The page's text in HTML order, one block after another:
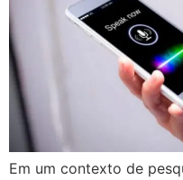
Em um contexto de